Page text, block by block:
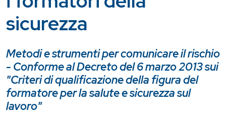
sicurezza
Metodi e strumenti per comunicare il rischio
- Conforme al Decreto del 6 marzo 2013 sui
"Criteri di qualificazione della figura del
formatore per la salute e sicurezza sul
lavoro"